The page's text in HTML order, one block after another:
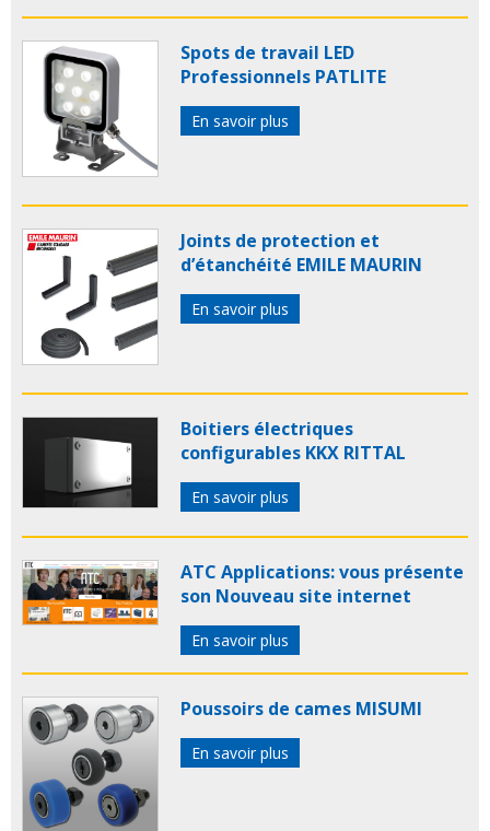
Spots de travail LED
Professionnels PATLITE
En savoir plus
Joints de protection et
d’étanchéité EMILE MAURIN
En savoir plus
Boitiers électriques
configurables KKX RITTAL
En savoir plus
ATC Applications: vous présente
son Nouveau site internet
En savoir plus
Poussoirs de cames MISUMI
En savoir plus